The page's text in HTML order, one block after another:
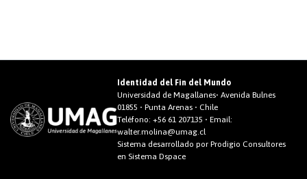
Identidad del Fin del Mundo
Universidad de Magallanes• Avenida Bulnes
01855 • Punta Arenas • Chile
Teléfono:+56 61 207135 • Email:
walter.molina@umag.cl
Sistema desarrollado por Prodigio Consultores
en Sistema Dspace